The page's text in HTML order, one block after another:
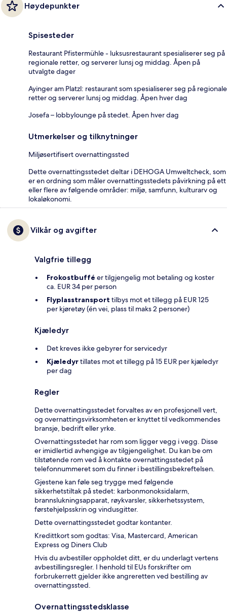
Høydepunkter
Spisesteder
Restaurant Pfistermühle - luksusrestaurant spesialiserer seg på
regionale retter, og serverer lunsj og middag. Åpen på
utvalgte dager
Ayinger am Platzl: restaurant som spesialiserer seg på regionale
retter og serverer lunsj og middag. Åpen hver dag
Josefa – lobbylounge på stedet. Åpen hver dag
Utmerkelser og tilknytninger
Miljøsertifisert overnattingssted
Dette overnattingsstedet deltar i DEHOGA Umweltcheck, som
er en ordning som måler overnattingsstedets påvirkning på ett
eller flere av følgende områder: miljø, samfunn, kulturarv og
lokaløkonomi.
Vilkår og avgifter
Valgfrie tillegg
Frokostbuffé er tilgjengelig mot betaling og koster
ca. EUR 34 per person
Flyplasstransport tilbys mot et tillegg på EUR 125
per kjøretøy (én vei, plass til maks 2 personer)
Kjæledyr
Det kreves ikke gebyrer for servicedyr
Kjæledyrtillates mot et tillegg på 15 EUR per kjæledyr
per dag
Regler
Dette overnattingsstedet forvaltes av en profesjonell vert,
og overnattingsvirksomheten er knyttet til vedkommendes
bransje, bedrift eller yrke.
Overnattingsstedet har rom som ligger vegg i vegg. Disse
er imidlertid avhengige av tilgjengelighet. Du kan be om
tilstøtende rom ved å kontakte overnattingsstedet på
telefonnummeret som du finner i bestillingsbekreftelsen.
Gjestene kan føle seg trygge med følgende
sikkerhetstiltak på stedet: karbonmonoksidalarm,
brannslukningsapparat, røykvarsler, sikkerhetssystem,
førstehjelpsskrin og vindusgitter.
Dette overnattingsstedet godtar kontanter.
Kredittkort som godtas: Visa, Mastercard, American
Express og Diners Club
Hvis du avbestiller oppholdet ditt, er du underlagt vertens
avbestillingsregler. I henhold til EUs forskrifter om
forbrukerrett gjelder ikke angreretten ved bestilling av
overnattingssted.
Overnattingsstedsklasse